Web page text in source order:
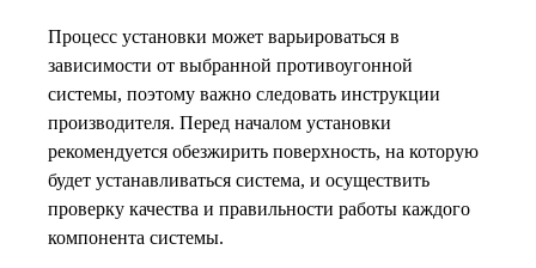
Процесс установки может варьироваться в
зависимости от выбранной противоугонной
системы, поэтому важно следовать инструкции
производителя. Перед началом установки
рекомендуется обезжирить поверхность, на которую
будет устанавливаться система, и осуществить
проверку качества и правильности работы каждого
компонента системы.